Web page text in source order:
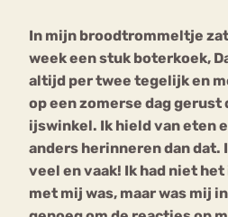
In mijn broodtrommeltje
week een stuk boterkoek,
altijd per twee tegelijk en
op een zomerse dag gerust
ijswinkel. Ik hield van eten
anders herinneren dan dat.
veel en vaak! Ik had niet
met mij was, maar was mij
Bouli
mia
Nerv
osa
Eetstoornis
Eetbuien Piekeren
Orthorexia
Afvallen